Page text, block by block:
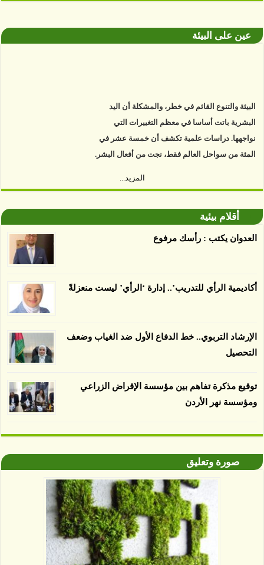
عين على البيئة
البيئة والتنوع القائم في خطر، والمشكلة أن اليد
البشرية باتت أساسا في معظم التغييرات التي
نواجهها. دراسات علمية تكشف أن خمسة عشر في
المئة من سواحل العالم فقط، نجت من أفعال البشر.
اعتمادها على أنها مستدامة تدمرت بشكل أسرع من
الغطاء عن أي ادعاءات تقول بأن الزيت يمكن ألا
صديقة للبيئة 38 في المئة من زراعتها منذ عام 2007،
المزيد...
أقلام بيئية
العدوان يكتب : رأسك مرفوع
أكاديمية الرأي للتدريب’.. إدارة ‘الرأي’ ليست منعزلةً
الإرشاد التربوي.. خط الدفاع الأول ضد الغياب وضعف
التحصيل
توقيع مذكرة تفاهم بين مؤسسة الإقراض الزراعي
ومؤسسة نهر الأردن
صورة وتعليق